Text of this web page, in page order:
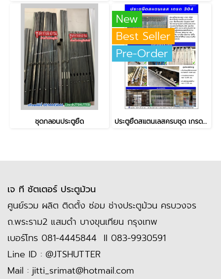
ชุดกลอนประตูยืด
New
Best Seller
Pre-Order
ประตูยืดสแตนเลสครบชุด เกรด304
เจ ที ชัตเตอร์ ประตูม้วน
ศูนย์รวม ผลิต ติดตั้ง ซ่อม ช่างประตูม้วน ครบวงจร
ถ.พระราม2 แสมดำ บางขุนเทียน กรุงเทพ
เบอร์โทร 081-4445844 II 083-9930591
Line ID : @JTSHUTTER
Mail : jitti_srimat@hotmail.com